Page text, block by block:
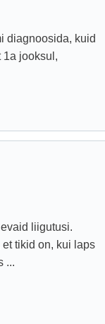
diagnoosida, kuid
1a jooksul,
liigutusi.
tikid on, kui laps
...